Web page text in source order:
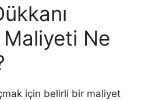
Maliyeti Ne
için belirli bir maliyet